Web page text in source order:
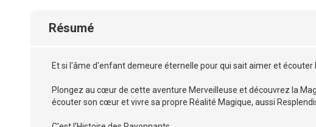
Résumé
Et si l'âme d'enfant demeure éternelle pour qui sait aimer et
Plongez au cœur de cette aventure Merveilleuse et découvrez la
écouter son cœur et vivre sa propre Réalité Magique, aussi